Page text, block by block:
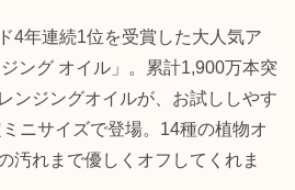
4年連続1位を受賞した大人気ア
ング オイル」。累計1,900万本突
ンジングオイルが、お試ししやす
ニサイズで登場。14種の植物オ
汚れまで優しくオフしてくれま